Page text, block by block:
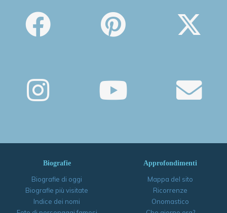
Biografie
Biografie di oggi
Biografie più visitate
Indice dei nomi
Approfondimenti
Mappa del sito
Ricorrenze
Onomastico